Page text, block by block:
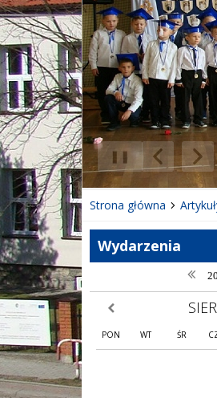
Poprzedni
❚❚
Strona główna
Wydarzenia
poprzedni miesiąc
PON WT ŚR